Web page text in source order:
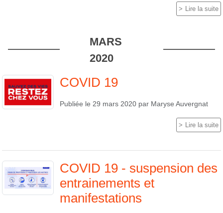
Lire la suite
MARS
2020
COVID 19
Publiée le 29 mars 2020 par Maryse Auvergnat
Lire la suite
COVID 19 - suspension des
entrainements et
manifestations